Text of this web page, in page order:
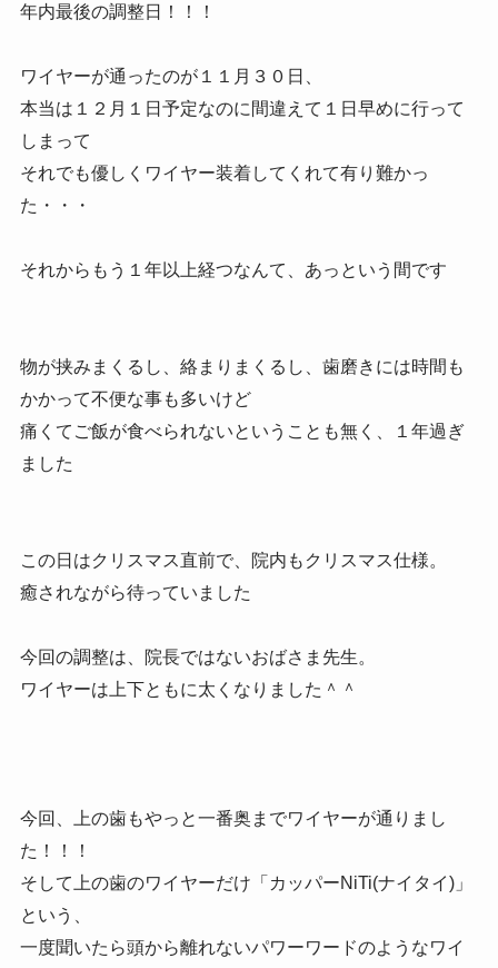
年内最後の調整日！！！
ワイヤーが通ったのが１１月３０日、
本当は１２月１日予定なのに間違えて１日早めに行って
しまって
それでも優しくワイヤー装着してくれて有り難かっ
た・・・
それからもう１年以上経つなんて、あっという間です
物が挟みまくるし、絡まりまくるし、歯磨きには時間も
かかって不便な事も多いけど
痛くてご飯が食べられないということも無く、１年過ぎ
ました
この日はクリスマス直前で、院内もクリスマス仕様。
癒されながら待っていました
今回の調整は、院長ではないおばさま先生。
ワイヤーは上下ともに太くなりました＾＾
今回、上の歯もやっと一番奥までワイヤーが通りまし
た！！！
そして上の歯のワイヤーだけ「カッパーNiTi(ナイタイ)」
という、
一度聞いたら頭から離れないパワーワードのようなワイ